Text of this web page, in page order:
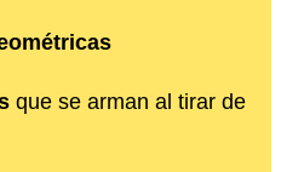
que se arman al tirar de